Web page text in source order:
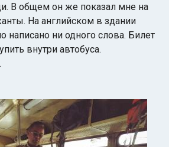
В общем он же показал мне на
На английском в здании
написано ни одного слова. Билет
внутри автобуса.